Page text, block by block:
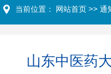
当前位置： 网站首页 >> 通
山东中医药